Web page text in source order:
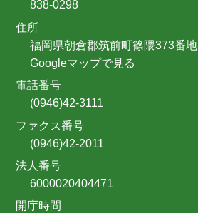
838-0298
住所
福岡県朝倉郡筑前町篠隈373番地
Googleマップで見る
電話番号
(0946)42-3111
ファクス番号
(0946)42-2011
法人番号
6000020404471
開庁時間